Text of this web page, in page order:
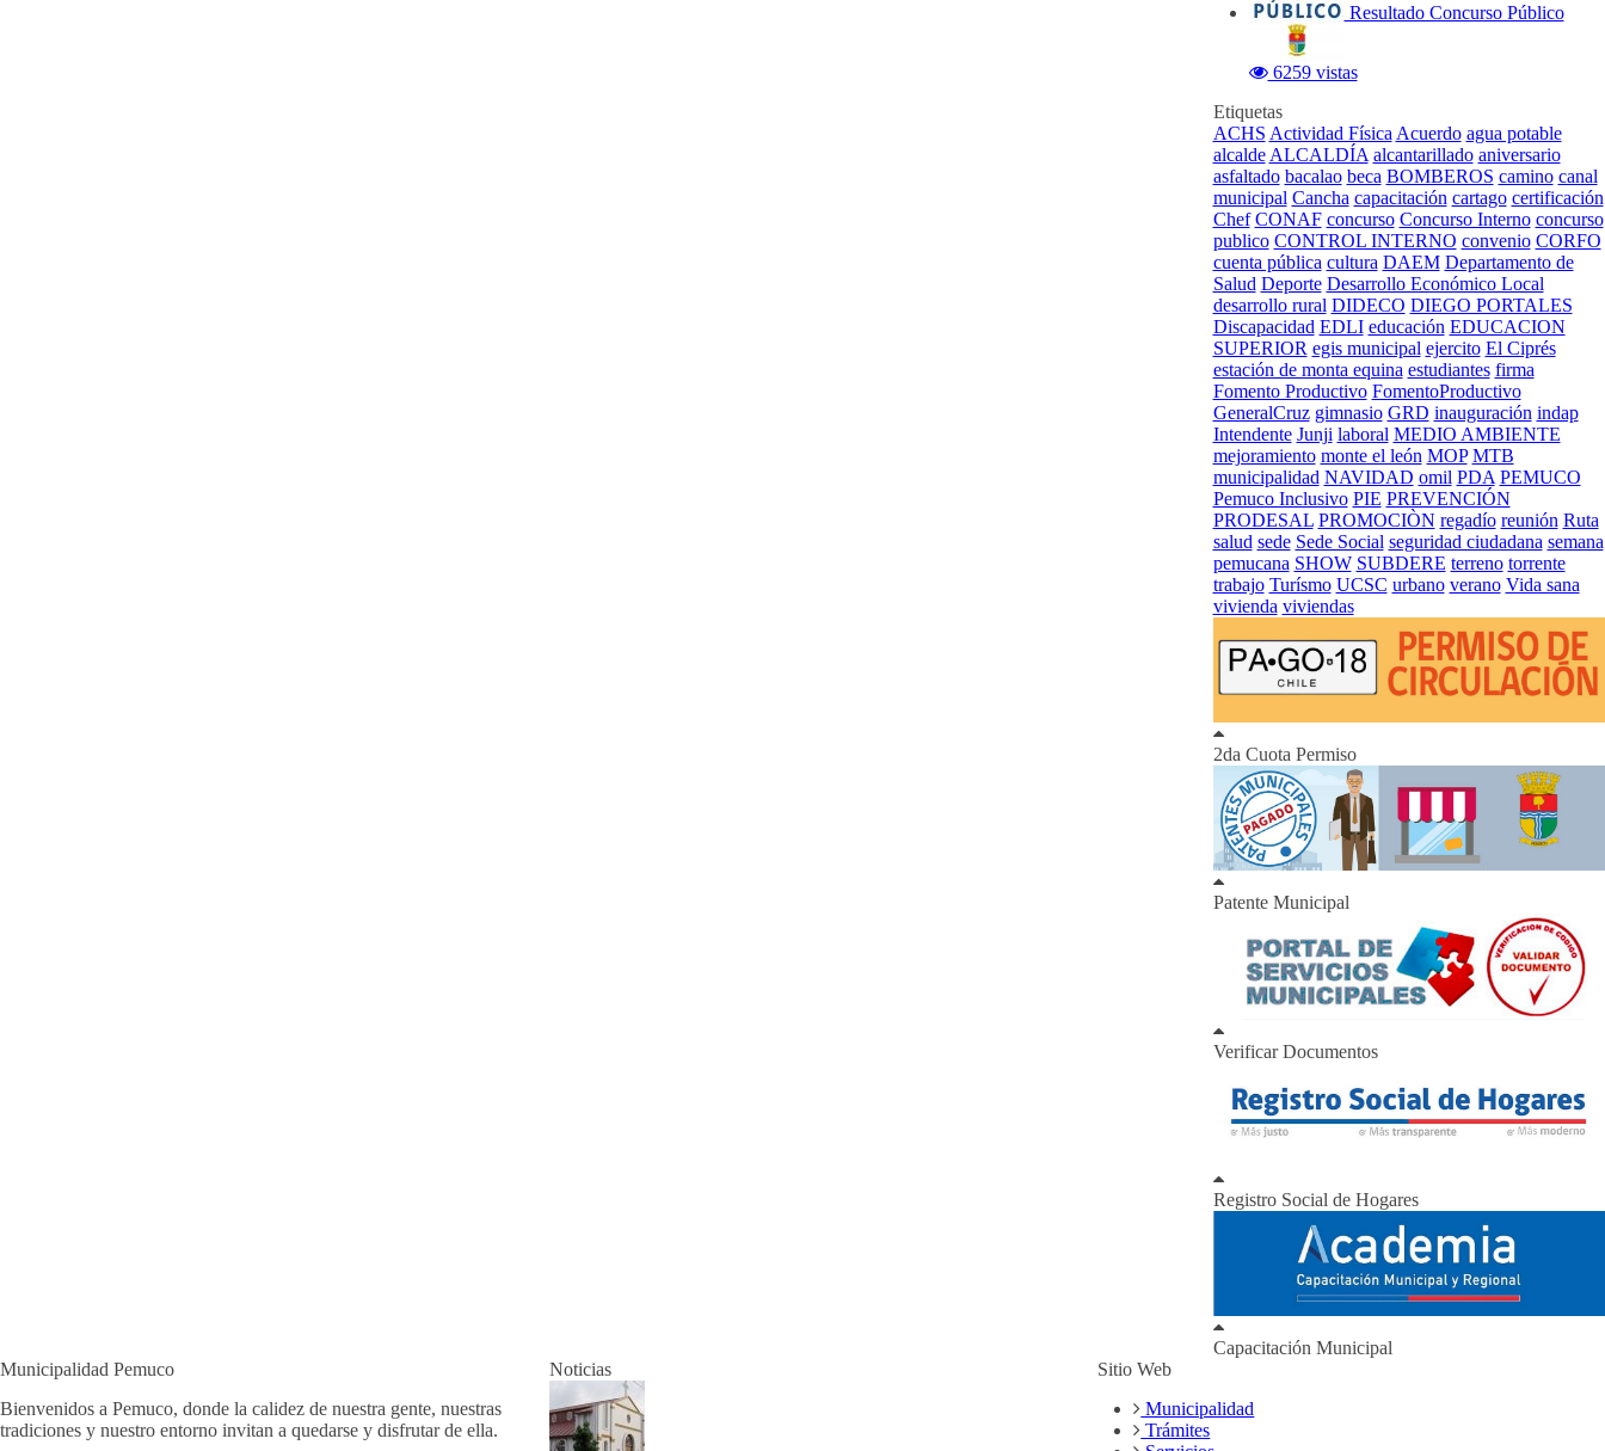
Resultado Concurso Público
6259 vistas
Etiquetas
ACHS Actividad Física Acuerdo agua potable
alcalde ALCALDÍA alcantarillado aniversario
asfaltado bacalao beca BOMBEROS camino canal
municipal Cancha capacitación cartago certificación
Chef CONAF concurso Concurso Interno concurso
publico CONTROL INTERNO convenio CORFO
cuenta pública cultura DAEM Departamento de
Salud Deporte Desarrollo Económico Local
desarrollo rural DIDECO DIEGO PORTALES
Discapacidad EDLI educación EDUCACION
SUPERIOR egis municipal ejercito El Ciprés
estación de monta equina estudiantes firma
Fomento Productivo FomentoProductivo
GeneralCruz gimnasio GRD inauguración indap
Intendente Junji laboral MEDIO AMBIENTE
mejoramiento monte el león MOP MTB
municipalidad NAVIDAD omil PDA PEMUCO
Pemuco Inclusivo PIE PREVENCIÓN
PRODESAL PROMOCIÒN regadío reunión Ruta
salud sede Sede Social seguridad ciudadana semana
pemucana SHOW SUBDERE terreno torrente
trabajo Turísmo UCSC urbano verano Vida sana
vivienda viviendas
2da Cuota Permiso
Patente Municipal
Verificar Documentos
Registro Social de Hogares
Capacitación Municipal
Municipalidad Pemuco
Bienvenidos a Pemuco, donde la calidez de nuestra gente, nuestras
tradiciones y nuestro entorno invitan a quedarse y disfrutar de ella.
Noticias
Sitio Web
Municipalidad
Trámites